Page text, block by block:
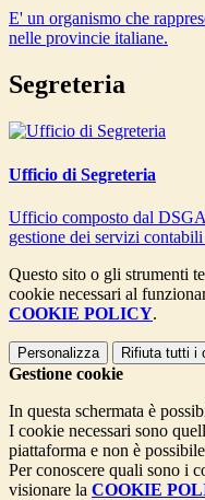
E' un organismo che
nelle provincie italiane.
Segreteria
Ufficio di Segreteria
Ufficio composto dal
gestione dei servizi
Questo sito o gli strumenti
cookie necessari al
COOKIE POLICY.
Personalizza Rifiuta tutti i
Gestione cookie
In questa schermata è
I cookie necessari sono
piattaforma e non è
Per conoscere quali sono i
visionare la COOKIE